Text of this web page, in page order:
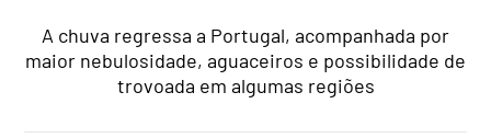
A chuva regressa a Portugal, acompanhada por
maior nebulosidade, aguaceiros e possibilidade de
trovoada em algumas regiões